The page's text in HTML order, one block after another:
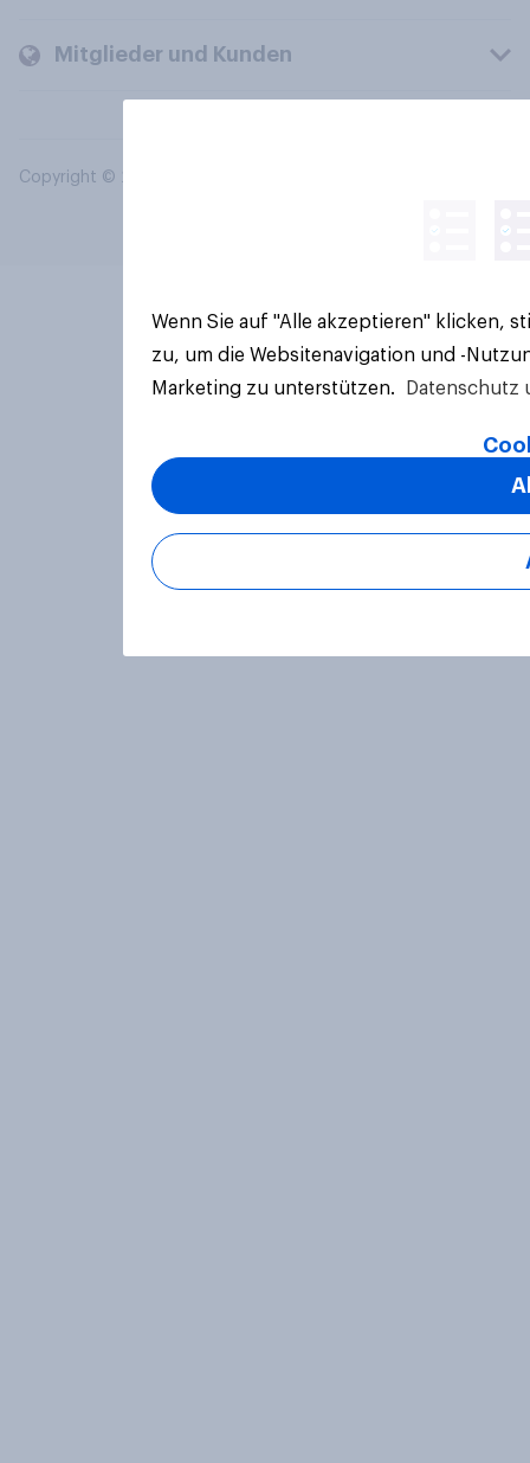
Mitglieder und Kunden
Copyright © 2026 YouGov PLC. Alle Rechte vorbehalten.
Wenn Sie auf "Alle akzeptieren" klicken,
zu, um die Websitenavigation und -
Marketing zu unterstützen.
Datenschutz